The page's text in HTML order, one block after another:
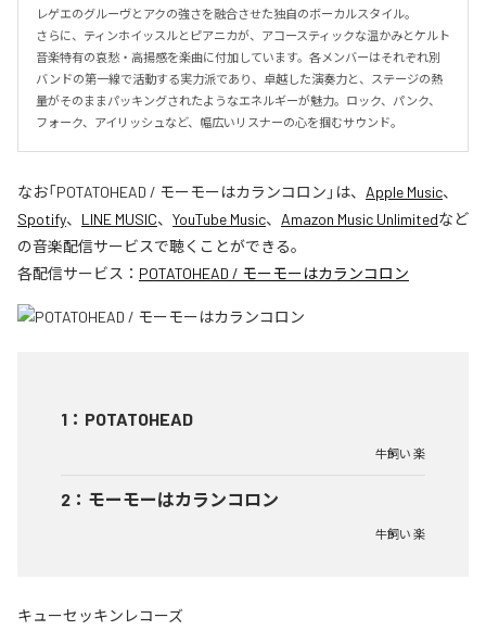
レゲエのグルーヴとアクの強さを融合させた独自のボーカルスタイル。
さらに、ティンホイッスルとピアニカが、アコースティックな温かみとケルト
音楽特有の哀愁・高揚感を楽曲に付加しています。各メンバーはそれぞれ別
バンドの第一線で活動する実力派であり、卓越した演奏力と、ステージの熱
量がそのままパッキングされたようなエネルギーが魅力。ロック、パンク、
フォーク、アイリッシュなど、幅広いリスナーの心を掴むサウンド。
なお「POTATOHEAD / モーモーはカランコロン 」は、 Apple Music、
Spotify、 LINE MUSIC、 YouTube Music、 Amazon Music Unlimitedなど
の音楽配信サービスで聴くことができる。
各配信サービス： POTATOHEAD / モーモーはカランコロン
1 ： POTATOHEAD
牛飼い 楽
2 ： モーモーはカランコロン
牛飼い 楽
キューセッキンレコーズ